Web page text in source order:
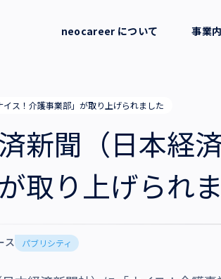
neocareer について
私たちの考え方
事業
就労支
業務支
ス！介護事業部」が取り上げられました
新聞（日本経
取り上げられ
ス パブリシティ